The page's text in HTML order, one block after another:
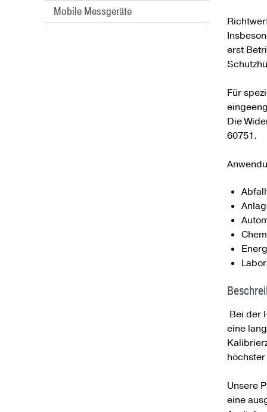
Mobile Messgeräte
erst
Für
Die
60751.
Bei der
eine
Unsere
eine